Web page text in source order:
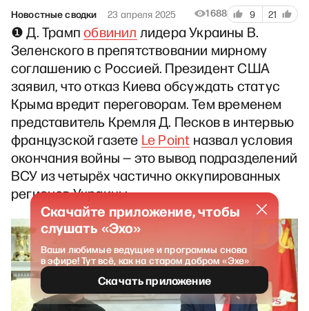
Новостные сводки 23 апреля 2025 1688 9 21
❶ Д. Трампобвинил лидера Украины В.
Зеленского в препятствовании мирному
соглашению с Россией. Президент США
заявил, что отказ Киева обсуждать статус
Крыма вредит переговорам. Тем временем
представитель Кремля Д. Песков в интервью
французской газете Le Point назвал условия
окончания войны — это вывод подразделений
ВСУ из четырёх частично оккупированных
регионов Украины.
Скачайте приложение, чтобы
слушать «Эхо»
Ваши любимые ведущие и программы снова
в эфире! Тут всё, как на старом добром «Эхе»
Скачать приложение